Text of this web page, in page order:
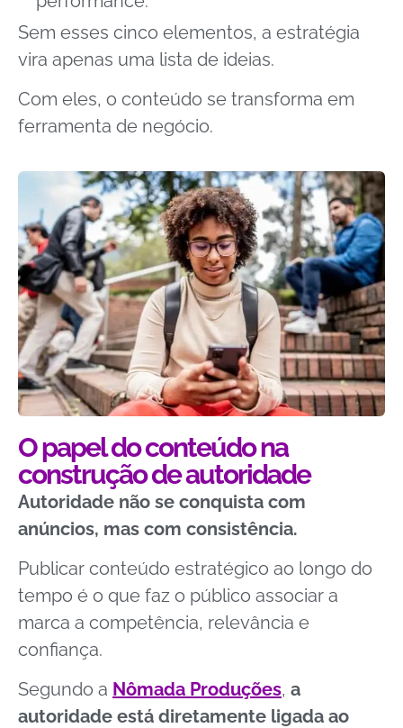
Sem esses cinco elementos, a estratégia
vira apenas uma lista de ideias.
Com eles, o conteúdo se transforma em
ferramenta de negócio.
O papel do conteúdo na
construção de autoridade
Autoridade não se conquista com
anúncios, mas com consistência.
Publicar conteúdo estratégico ao longo do
tempo é o que faz o público associar a
marca a competência, relevância e
confiança.
Segundo a Nômada Produções, a
autoridade está diretamente ligada ao